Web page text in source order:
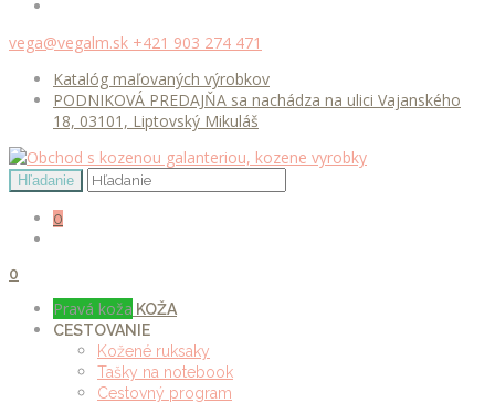
vega@vegalm.sk +421 903 274 471
Katalóg maľovaných výrobkov
PODNIKOVÁ PREDAJŇA sa nachádza na ulici Vajanského
18, 03101, Liptovský Mikuláš
0
0
Pravá koža KOŽA
CESTOVANIE
Kožené ruksaky
Tašky na notebook
Cestovný program